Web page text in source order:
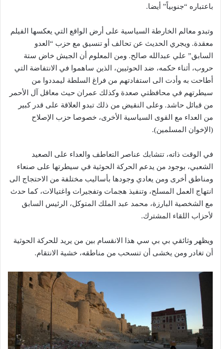
باعتباره “جنوبياً” أيضا.
وتبدو معالم الخارطة السياسية على أرض الواقع التي يعكسها الفيلم
معقدة. ويجري الحديث عن تحالف أو تنسيق مع حزب “العدو
السابق” علي عبدالله صالح. ومن المعلوم أن الجيش خاض ستة
حروب، أثناء حكمه، ضد الحوثيين، الذين ساهموا في الانتفاضة التي
أطاحت به وأدت الى استفادتهم من فراغ السلطة ليمددوا من
سيطرتهم في محافظتي صعدة وكذلك عمران حيث معاقل آل الأحمر
من قبائل حاشد. وعلى النقيض من ذلك تبدو العلاقة على قدر كبير
من العداء مع القوى السياسية الأخرى، خصوصا حزب الإصلاح
(الإخوان المسلمين).
في الوقت ذاته، تتشابك عناصر التعاطف والعداء على الصعيد
الشعبي، بوجود من يدعم الحركة الحوثية في سيطرتها على صنعاء
ومناطق أخرى ومن يعادي وجودها بأساليب مختلفة من الاحتجاج الى
انتهاج العمل المسلح، وتنفيذ هجمات وتفجيرات واغتيالات، كما حدث
مع الشخصية البارزة، محمد عبد الملك المتوكل، الرئيس السابق
لأحزاب اللقاء المشترك.
ويظهر وثائقي بي بي سي هذا الانقسام بين من يريد للحركة الحوثية
أن تغادر ومن يخشى أن تنسحب من مناطقه، خشية الانتقام.